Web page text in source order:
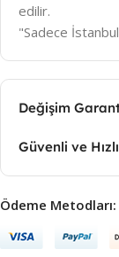
edilir.
"Sadece
Değişim
Güvenli ve
Ödeme Metodları: